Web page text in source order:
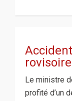
Le ministre
profité d’un